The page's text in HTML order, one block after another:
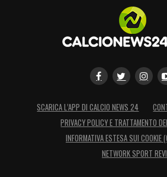
SCARICA L’APP DI CALCIO NEWS 24
PRIVACY POLICY E TRATTAMENTO
INFORMATIVA ESTESA SUI COOKIE
NETWORK SPORT